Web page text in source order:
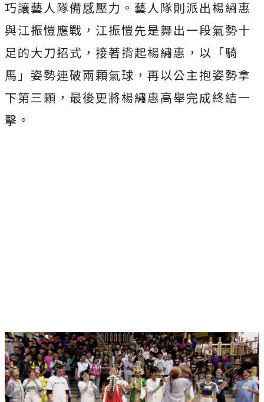
巧讓藝人隊備感壓力。藝人隊則派出楊繡惠
與江振愷應戰，江振愷先是舞出一段氣勢十
足的大刀招式，接著揹起楊繡惠，以「騎
馬」姿勢連破兩顆氣球，再以公主抱姿勢拿
下第三顆，最後更將楊繡惠高舉完成終結一
擊。